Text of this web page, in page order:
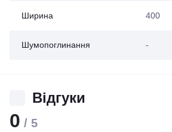
Ширина 400
Шумопоглинання -
Відгуки
0 / 5